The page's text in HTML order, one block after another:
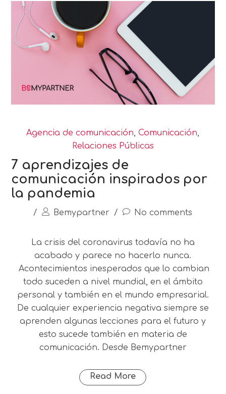
Agencia de comunicación ,Comunicación
Relaciones Públicas
7 aprendizajes de
comunicación inspirados por
la pandemia
/ Bemypartner / No comments
La crisis del coronavirus todavía no ha
acabado y parece no hacerlo nunca.
Acontecimientos inesperados que lo cambian
todo suceden a nivel mundial, en el ámbito
personal y también en el mundo empresarial.
De cualquier experiencia negativa siempre se
aprenden algunas lecciones para el futuro y
esto sucede también en materia de
comunicación. Desde Bemypartner
Read More